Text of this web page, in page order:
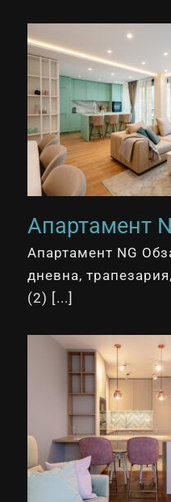
Апартамент
Апартамент NG
дневна,
(2) [...]